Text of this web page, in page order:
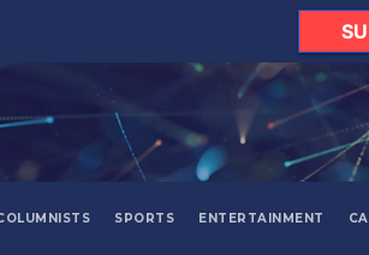
SPORTS ENTERTAINMENT